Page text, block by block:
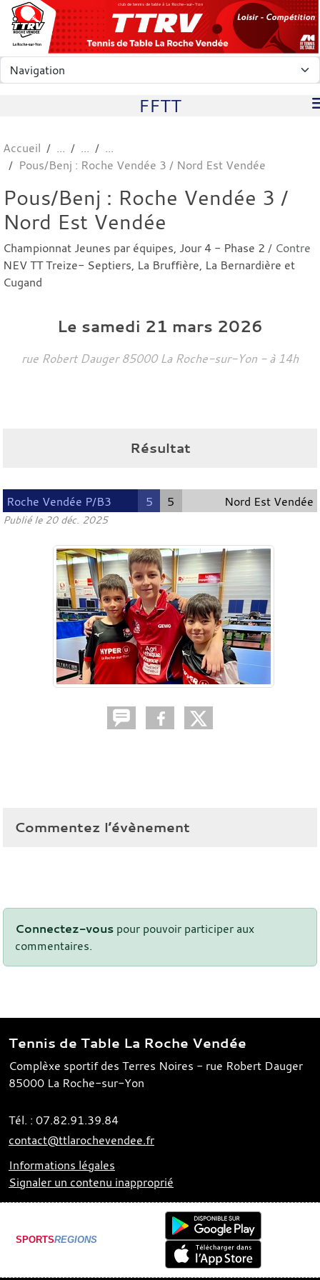
club de tennis de table à La Roche-sur-Yon
FFTT
Accueil
Pous/Benj : Roche Vendée 3 / Nord Est Vendée
Pous/Benj : Roche Vendée 3 /
Nord Est Vendée
Championnat Jeunes par équipes, Jour 4 - Phase 2 / Contre
NEV TT Treize- Septiers, La Bruffière, La Bernardière et
Cugand
Le samedi 21 mars 2026
rue Robert Dauger 85000 La Roche-sur-Yon - à 14h
Résultat
Roche Vendée P/B3 5 5 Nord Est Vendée
Publié le 20 déc. 2025
Commentez l’évènement
Connectez-vous pour pouvoir participer aux
commentaires.
Tennis de Table La Roche Vendée
Complèxe sportif des Terres Noires - rue Robert Dauger
85000 La Roche-sur-Yon
Tél. : 07.82.91.39.84
contact@ttlarochevendee.fr
Informations légales
Signaler un contenu inapproprié
SPORTSREGIONS
Panneau de gestion des cookies